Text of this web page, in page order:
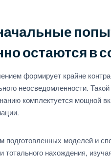
остаются в
формирует крайне
неосведомленности.
комплектуется мощной
подготовленных моделей и
нахождения,